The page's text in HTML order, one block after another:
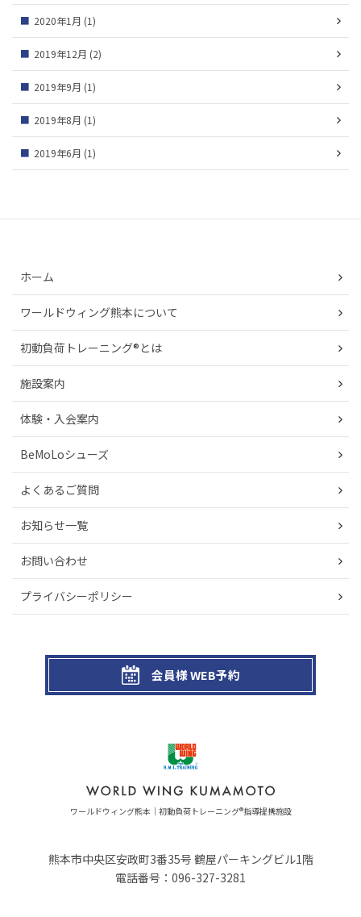
2020年1月 (1)
2019年12月 (2)
2019年9月 (1)
2019年8月 (1)
2019年6月 (1)
ホーム
ワールドウィング熊本について
初動負荷トレーニング®とは
施設案内
体験・入会案内
BeMoLoシューズ
よくあるご質問
お知らせ一覧
お問い合わせ
プライバシーポリシー
会員様 WEB予約
ワールドウィング熊本｜初動負荷トレーニング®指導提携施設
熊本市中央区安政町3番35号 鶴屋パーキングビル1階
電話番号： 096-327-3281